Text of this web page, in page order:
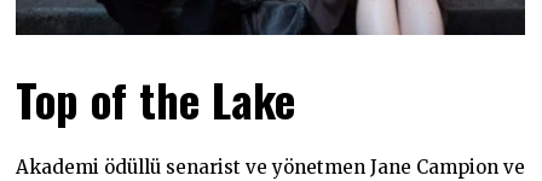
Top of the Lake
Akademi ödüllü senarist ve yönetmen Jane Campion ve